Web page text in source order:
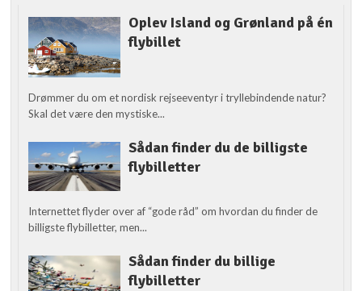
Oplev Island og Grønland på én
flybillet
Drømmer du om et nordisk rejseeventyr i tryllebindende natur?
Skal det være den mystiske...
Sådan finder du de billigste
flybilletter
Internettet flyder over af “gode råd” om hvordan du finder de
billigste flybilletter, men...
Sådan finder du billige
flybilletter